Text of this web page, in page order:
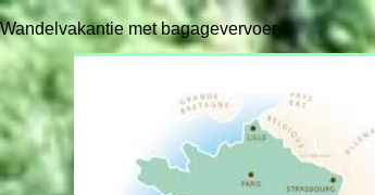
Wandelvakantie met bagagevervoer